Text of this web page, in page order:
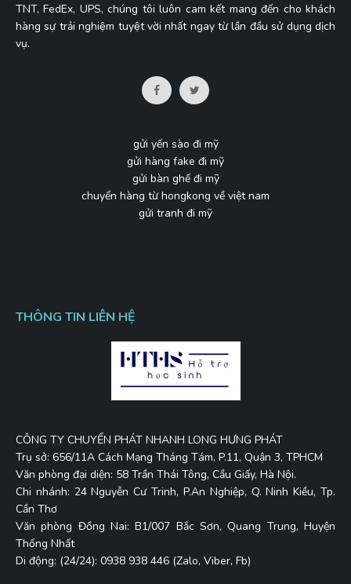
TNT, FedEx, UPS, chúng tôi luôn cam kết mang đến cho khách
hàng sự trải nghiệm tuyệt vời nhất ngay từ lần đầu sử dụng dịch
vụ.
gửi yến sào đi mỹ
gửi hàng fake đi mỹ
gửi bàn ghế đi mỹ
chuyển hàng từ hongkong về việt nam
gửi tranh đi mỹ
THÔNG TIN LIÊN HỆ
CÔNG TY CHUYỂN PHÁT NHANH LONG HƯNG PHÁT
Trụ sở: 656/11A Cách Mạng Tháng Tám, P.11, Quận 3, TPHCM
Văn phòng đại diện: 58 Trần Thái Tông, Cầu Giấy, Hà Nội.
Chi nhánh: 24 Nguyễn Cư Trinh, P.An Nghiệp, Q. Ninh Kiều, Tp.
Cần Thơ
Văn phòng Đồng Nai: B1/007 Bắc Sơn, Quang Trung, Huyện
Thống Nhất
Di động: (24/24): 0938 938 446 (Zalo, Viber, Fb)